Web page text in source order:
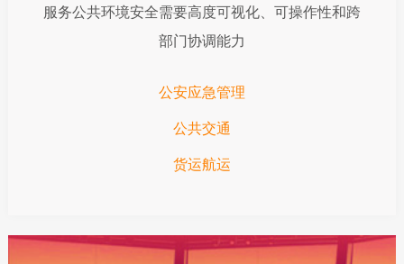
服务公共环境安全需要高度可视化、可操作性和跨
部门协调能力
公安应急管理
公共交通
货运航运